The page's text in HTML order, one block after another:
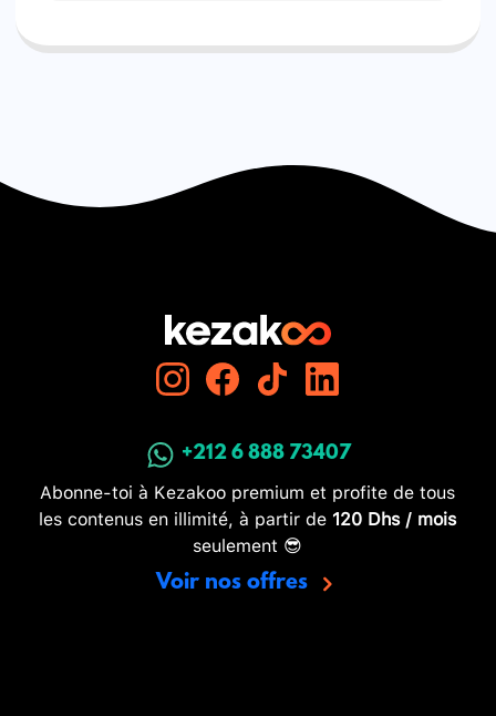
+212 6 888 73407
Abonne-toi à Kezakoo premium et profite de tous
les contenus en illimité, à partir de 120 Dhs / mois
seulement 😎
Voir nos offres